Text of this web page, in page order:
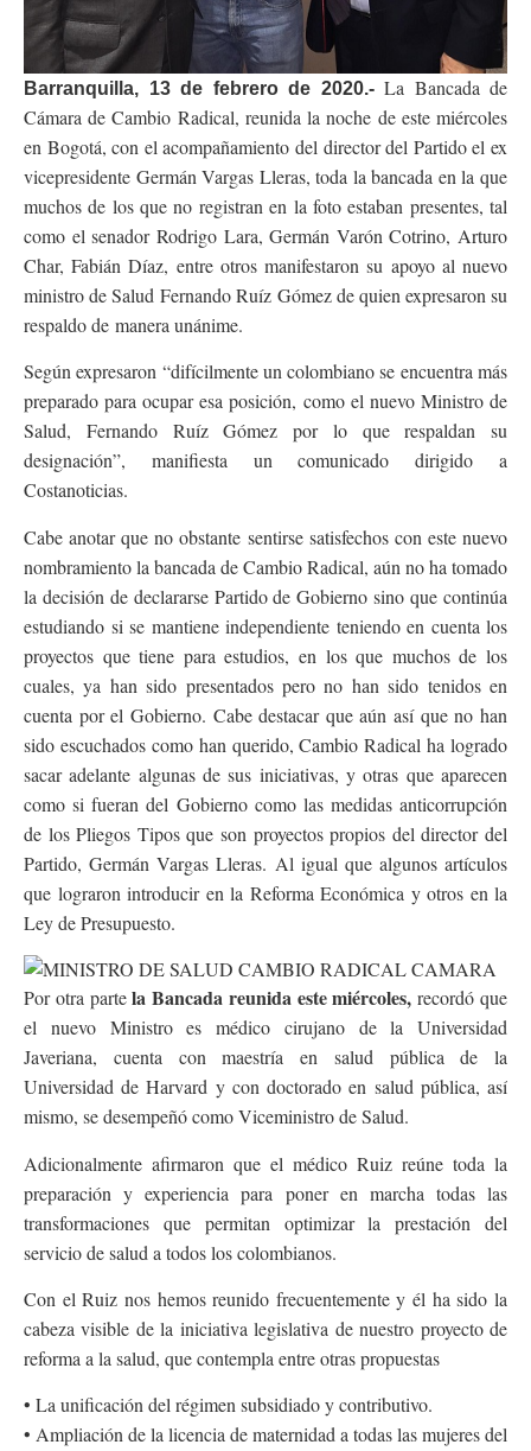
Barranquilla, 13 de febrero de 2020.- La Bancada de
Cámara de Cambio Radical, reunida la noche de este miércoles
en Bogotá, con el acompañamiento del director del Partido el ex
vicepresidente Germán Vargas Lleras, toda la bancada en la que
muchos de los que no registran en la foto estaban presentes, tal
como el senador Rodrigo Lara, Germán Varón Cotrino, Arturo
Char, Fabián Díaz, entre otros manifestaron su apoyo al nuevo
ministro de Salud Fernando Ruíz Gómez de quien expresaron su
respaldo de manera unánime.
Según expresaron “difícilmente un colombiano se encuentra más
preparado para ocupar esa posición, como el nuevo Ministro de
Salud, Fernando Ruíz Gómez por lo que respaldan su
designación”, manifiesta un comunicado dirigido a
Costanoticias.
Cabe anotar que no obstante sentirse satisfechos con este nuevo
nombramiento la bancada de Cambio Radical, aún no ha tomado
la decisión de declararse Partido de Gobierno sino que continúa
estudiando si se mantiene independiente teniendo en cuenta los
proyectos que tiene para estudios, en los que muchos de los
cuales, ya han sido presentados pero no han sido tenidos en
cuenta por el Gobierno. Cabe destacar que aún así que no han
sido escuchados como han querido, Cambio Radical ha logrado
sacar adelante algunas de sus iniciativas, y otras que aparecen
como si fueran del Gobierno como las medidas anticorrupción
de los Pliegos Tipos que son proyectos propios del director del
Partido, Germán Vargas Lleras. Al igual que algunos artículos
que lograron introducir en la Reforma Económica y otros en la
Ley de Presupuesto.
Por otra partela Bancada reunida este miércoles, recordó que
el nuevo Ministro es médico cirujano de la Universidad
Javeriana, cuenta con maestría en salud pública de la
Universidad de Harvard y con doctorado en salud pública, así
mismo, se desempeñó como Viceministro de Salud.
Adicionalmente afirmaron que el médico Ruiz reúne toda la
preparación y experiencia para poner en marcha todas las
transformaciones que permitan optimizar la prestación del
servicio de salud a todos los colombianos.
Con el Ruiz nos hemos reunido frecuentemente y él ha sido la
cabeza visible de la iniciativa legislativa de nuestro proyecto de
reforma a la salud, que contempla entre otras propuestas
• La unificación del régimen subsidiado y contributivo.
• Ampliación de la licencia de maternidad a todas las mujeres del